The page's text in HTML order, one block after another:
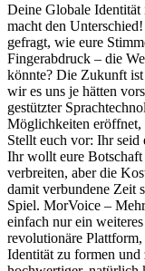
Deine Globale
macht den
gefragt, wie eure
Fingerabdruck – die
könnte? Die Zukunft
wir es uns je hätten
gestützter
Möglichkeiten eröffnet,
Stellt euch vor: Ihr
Ihr wollt eure Botschaft
verbreiten, aber die
damit verbundene Zeit
Spiel. MorVoice –
einfach nur ein
revolutionäre
Identität zu formen